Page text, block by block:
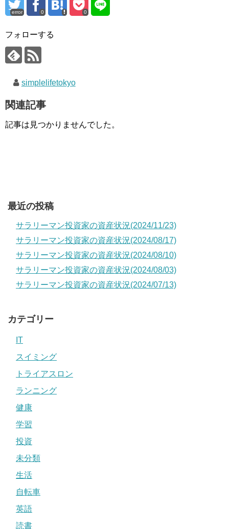
error 0 0
フォローする
simplelifetokyo
関連記事
記事は見つかりませんでした。
最近の投稿
サラリーマン投資家の資産状況(2024/11/23)
サラリーマン投資家の資産状況(2024/08/17)
サラリーマン投資家の資産状況(2024/08/10)
サラリーマン投資家の資産状況(2024/08/03)
サラリーマン投資家の資産状況(2024/07/13)
カテゴリー
IT
スイミング
トライアスロン
ランニング
健康
学習
投資
未分類
生活
自転車
英語
読書